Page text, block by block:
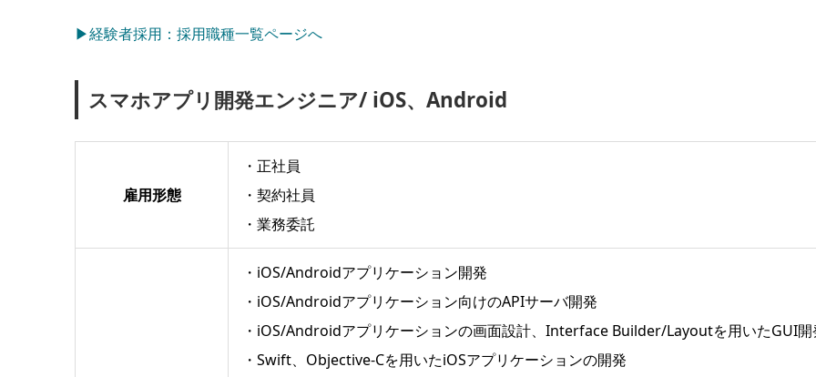
▶経験者採用：採用職種一覧ページへ
スマホアプリ開発エンジニア/ iOS、Android
雇用形態
・正社員
・契約社員
・業務委託
・iOS/Androidアプリケーション開発
・iOS/Androidアプリケーション向けのAPIサーバ開発
・iOS/Androidアプリケーションの画面設計、Interface Builder/Layoutを用いたGUI開
・Swift、Objective-Cを用いたiOSアプリケーションの開発